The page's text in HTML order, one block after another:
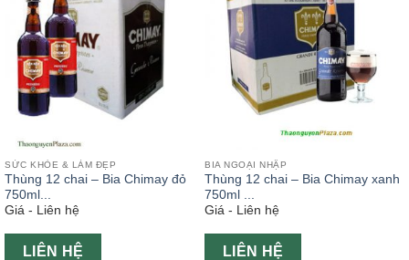
SỨC KHỎE & LÀM ĐẸP
Thùng 12 chai – Bia Chimay đỏ
750ml...
Giá - Liên hệ
LIÊN HỆ
BIA NGOẠI NHẬP
Thùng 12 chai – Bia Chimay xanh
750ml ...
Giá - Liên hệ
LIÊN HỆ